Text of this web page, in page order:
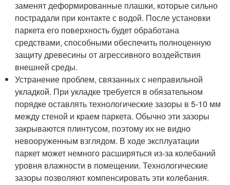
заменят деформированные плашки, которые сильно
пострадали при контакте с водой. После установки
паркета его поверхность будет обработана
средствами, способными обеспечить полноценную
защиту древесины от агрессивного воздействия
внешней среды.
Устранение проблем, связанных с неправильной
укладкой. При укладке требуется в обязательном
порядке оставлять технологические зазоры в 5-10 мм
между стеной и краем паркета. Обычно эти зазоры
закрываются плинтусом, поэтому их не видно
невооруженным взглядом. В ходе эксплуатации
паркет может немного расширяться из-за колебаний
уровня влажности в помещении. Технологические
зазоры позволяют компенсировать эти колебания.